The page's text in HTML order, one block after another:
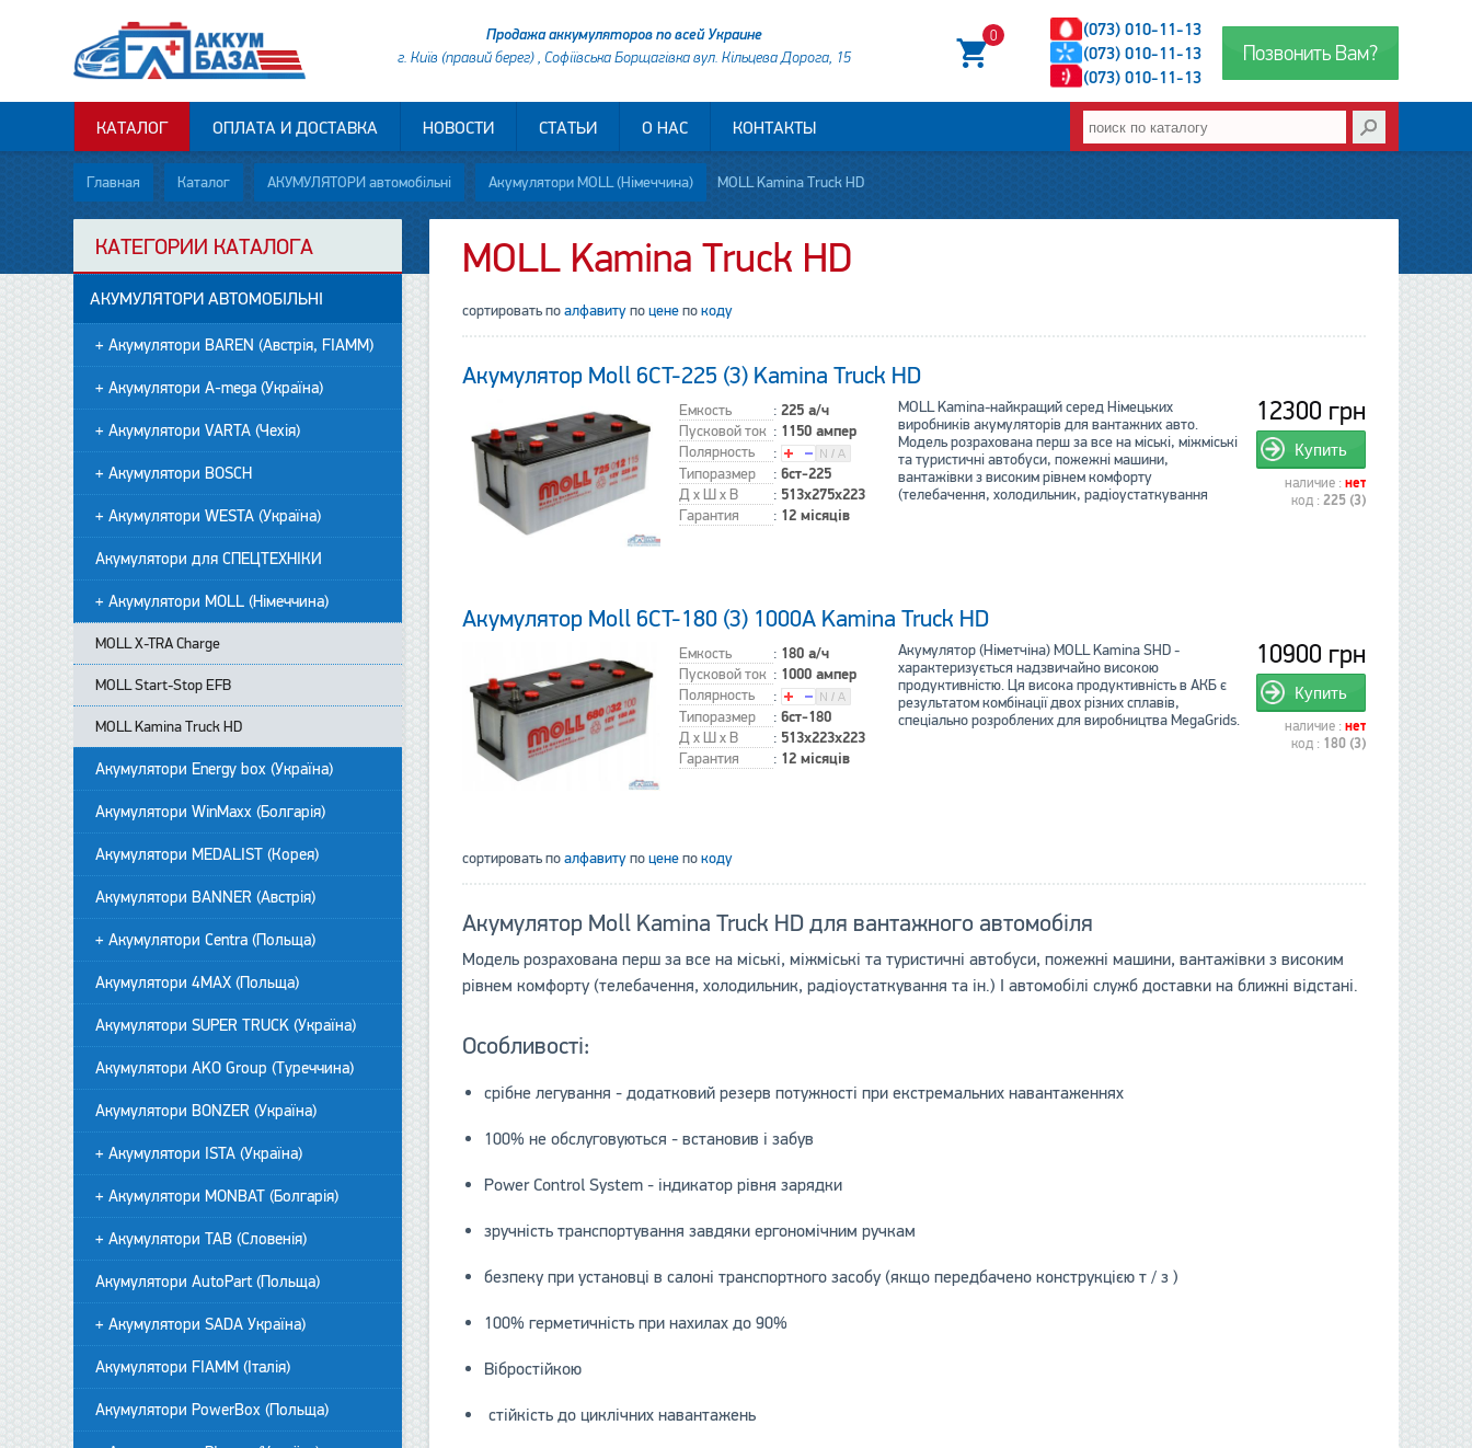
Позвонить Вам?
(073) 010-11-13
(073) 010-11-13
(073) 010-11-13
0
Продажа аккумуляторов по всей Украине
г. Київ (правий берег) , Софіївська Борщагівка вул. Кільцева Дорога, 15
КАТАЛОГ ОПЛАТА И ДОСТАВКА НОВОСТИ СТАТЬИ О НАС КОНТАКТЫ
Главная Каталог АКУМУЛЯТОРИ автомобільні Акумулятори MOLL (Німеччина) MOLL Kamina Truck HD
MOLL Kamina Truck HD
сортировать поалфавитупоценепокоду
Акумулятор Moll 6CT-225 (3) Kamina Truck HD
Емкость :225 а/ч
Пусковой ток : 1150 ампер
Полярность
:
Типоразмер
:6ст-225
Д x Ш x В : 513x275x223
Гарантия : 12 місяців
12300 грн
Купить
наличие :нет
код :225 (3)
MOLL Kamina-найкращий серед Німецьких
виробників акумуляторів для вантажних авто.
Модель розрахована перш за все на міські, міжміські
та туристичні автобуси, пожежні машини,
вантажівки з високим рівнем комфорту
(телебачення, холодильник, радіоустаткування
Акумулятор Moll 6CT-180 (3) 1000А Kamina Truck HD
Емкость : 180 а/ч
Пусковой ток : 1000 ампер
Полярность
:
Типоразмер
:6ст-180
Д x Ш x В : 513x223x223
Гарантия : 12 місяців
10900 грн
Купить
наличие :нет
код : 180 (3)
Акумулятор (Німетчіна) MOLL Kamina SHD -
характеризується надзвичайно високою
продуктивністю. Ця висока продуктивність в АКБ є
результатом комбінації двох різних сплавів,
спеціально розроблених для виробництва MegaGrids.
сортировать поалфавитупоценепокоду
Акумулятор Moll Kamina Truck HD для вантажного автомобіля
Модель розрахована перш за все на міські, міжміські та туристичні автобуси, пожежні машини, вантажівки з високим
рівнем комфорту (телебачення, холодильник, радіоустаткування та ін.) І автомобілі служб доставки на ближні відстані.
Особливості:
срібне легування - додатковий резерв потужності при екстремальних навантаженнях
100% не обслуговуються - встановив і забув
Power Control System - індикатор рівня зарядки
зручність транспортування завдяки ергономічним ручкам
безпеку при установці в салоні транспортного засобу (якщо передбачено конструкцією т / з )
100% герметичність при нахилах до 90%
Вібростійкою
стійкість до циклічних навантажень
КАТЕГОРИИ КАТАЛОГА
АКУМУЛЯТОРИ АВТОМОБІЛЬНІ
+ Акумулятори BAREN (Австрія, FIAMM)
+ Акумулятори A-mega (Україна)
+ Акумулятори VARTA (Чехія)
+ Акумулятори BOSCH
+ Акумулятори WESTA (Україна)
Акумулятори для СПЕЦТЕХНІКИ
+ Акумулятори MOLL (Німеччина)
MOLL X-TRA Charge
MOLL Start-Stop EFB
MOLL Kamina Truck HD
Акумулятори Energy box (Україна)
Акумулятори WinMaxx (Болгарія)
Акумулятори MEDALIST (Корея)
Акумулятори BANNER (Австрія)
+ Акумулятори Centra (Польща)
Акумулятори 4MAX (Польща)
Акумулятори SUPER TRUCK (Україна)
Акумулятори AKO Group (Туреччина)
Акумулятори BONZER (Україна)
+ Акумулятори ISTA (Україна)
+ Акумулятори MONBAT (Болгарія)
+ Акумулятори TAB (Словенія)
Акумулятори AutoPart (Польща)
+ Акумулятори SADA Україна)
Акумулятори FIAMM (Італія)
Акумулятори PowerBox (Польща)